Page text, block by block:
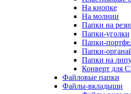
На кнопке
На молнии
Папки на
Папки-уголки
Папки-
Папки-
Папки на
Конверт для
Файловые папки
Файлы-вкладыши